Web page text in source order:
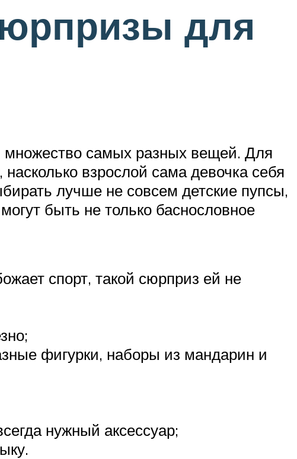
для
множество самых разных вещей. Для
взрослой сама девочка себя
лучше не совсем детские пупсы,
быть не только баснословное
спорт, такой сюрприз ей не
фигурки, наборы из мандарин и
нужный аксессуар;